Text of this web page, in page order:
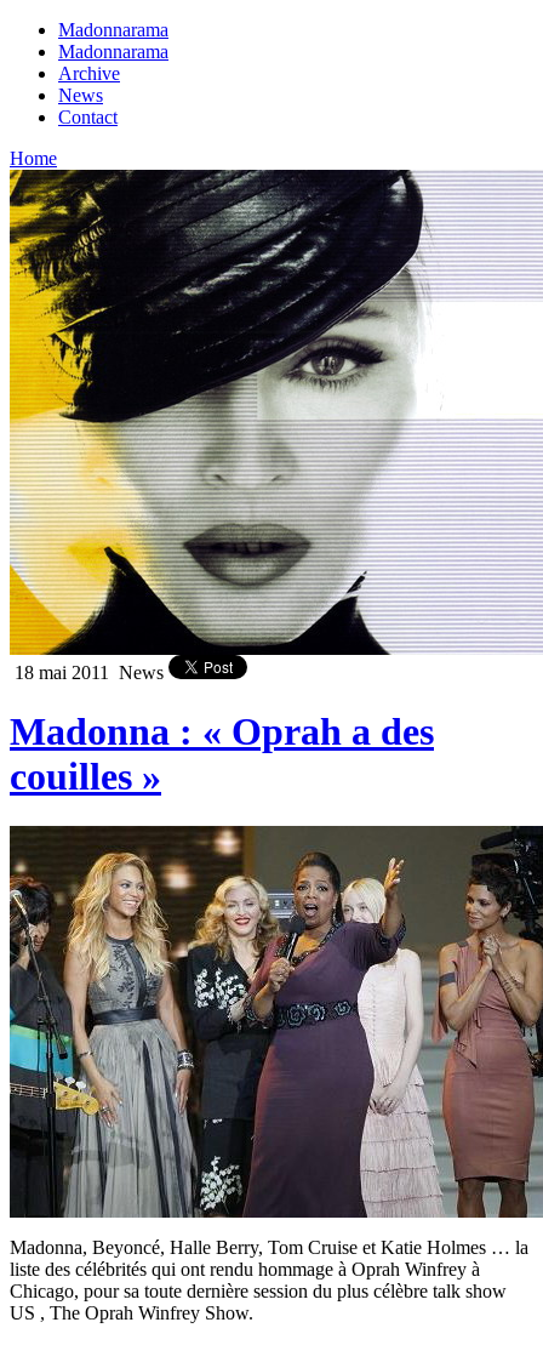
Madonnarama
Madonnarama
Archive
News
Contact
Home
18 mai 2011 News
Madonna : « Oprah a des
couilles »
Madonna, Beyoncé, Halle Berry, Tom Cruise et Katie Holmes … la
liste des célébrités qui ont rendu hommage à Oprah Winfrey à
Chicago, pour sa toute dernière session du plus célèbre talk show
US , The Oprah Winfrey Show.